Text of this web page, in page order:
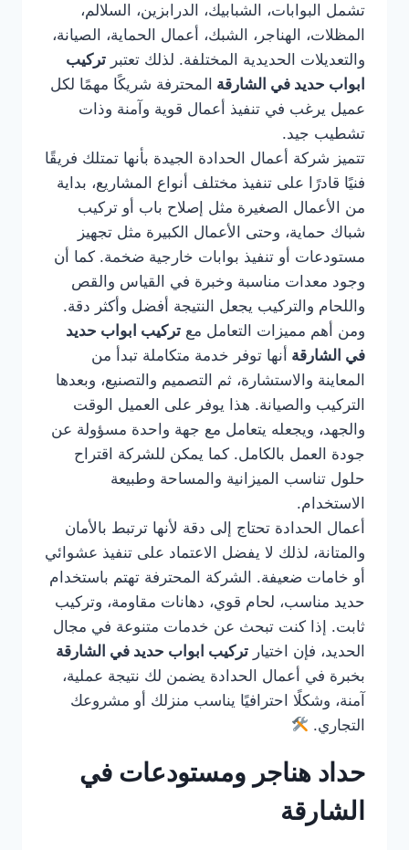
تشمل البوابات، الشبابيك، الدرابزين، السلالم،
المظلات، الهناجر، الشبك، أعمال الحماية، الصيانة،
والتعديلات الحديدية المختلفة. لذلك تعتبر تركيب
ابواب حديد في الشارقة المحترفة شريكًا مهمًا لكل
عميل يرغب في تنفيذ أعمال قوية وآمنة وذات
تشطيب جيد.
تتميز شركة أعمال الحدادة الجيدة بأنها تمتلك فريقًا
فنيًا قادرًا على تنفيذ مختلف أنواع المشاريع، بداية
من الأعمال الصغيرة مثل إصلاح باب أو تركيب
شباك حماية، وحتى الأعمال الكبيرة مثل تجهيز
مستودعات أو تنفيذ بوابات خارجية ضخمة. كما أن
وجود معدات مناسبة وخبرة في القياس والقص
واللحام والتركيب يجعل النتيجة أفضل وأكثر دقة.
ومن أهم مميزات التعامل مع تركيب ابواب حديد
في الشارقة أنها توفر خدمة متكاملة تبدأ من
المعاينة والاستشارة، ثم التصميم والتصنيع، وبعدها
التركيب والصيانة. هذا يوفر على العميل الوقت
والجهد، ويجعله يتعامل مع جهة واحدة مسؤولة عن
جودة العمل بالكامل. كما يمكن للشركة اقتراح
حلول تناسب الميزانية والمساحة وطبيعة
الاستخدام.
أعمال الحدادة تحتاج إلى دقة لأنها ترتبط بالأمان
والمتانة، لذلك لا يفضل الاعتماد على تنفيذ عشوائي
أو خامات ضعيفة. الشركة المحترفة تهتم باستخدام
حديد مناسب، لحام قوي، دهانات مقاومة، وتركيب
ثابت. إذا كنت تبحث عن خدمات متنوعة في مجال
الحديد، فإن اختيار تركيب ابواب حديد في الشارقة
بخبرة في أعمال الحدادة يضمن لك نتيجة عملية،
آمنة، وشكلًا احترافيًا يناسب منزلك أو مشروعك
التجاري.
حداد هناجر ومستودعات في
الشارقة